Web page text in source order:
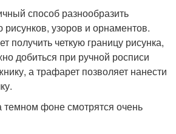
способ разнообразить
узоров и орнаментов.
получить четкую границу рисунка,
добиться при ручной росписи
а трафарет позволяет нанести
темном фоне смотрятся очень